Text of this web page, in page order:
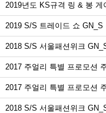
2019년도 KS규격 링 & 봉 게
2019 S/S 트레이드 쇼
2018 S/S 서울패션위크
2017 주얼리 특별 프로모션
2017 주얼리 특별 프로모션
2018 S/S 서울패션위크